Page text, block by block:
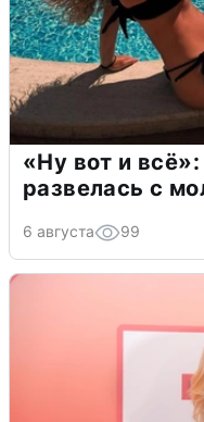
«Ну вот и
развелась с
6 августа 99